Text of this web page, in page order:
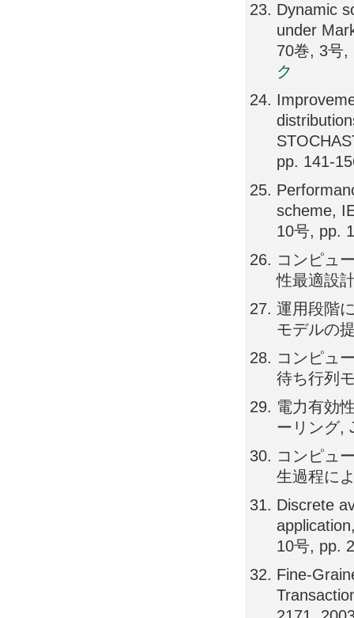
Dynamic
under
70巻, 3号,
ク
pp. 141-
scheme,
10号, pp.
コンピュ
性最適設
運用段階
モデルの
コンピュ
待ち行列
電力有効
ーリング,
コンピュ
生過程に
Discrete
10号, pp.
Fine-